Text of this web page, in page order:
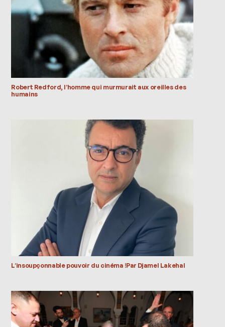
Robert Redford, l’homme qui murmurait aux oreilles des
humains
L’insoupçonnable pouvoir du cinéma !Par Djamel Lakehal